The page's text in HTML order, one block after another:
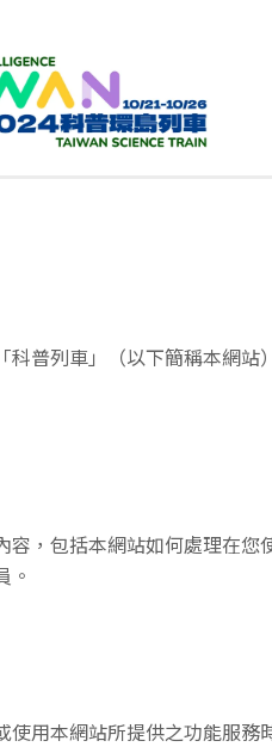
科普列車」（以下簡稱本網
容，包括本網站如何處理在
。
使用本網站所提供之功能服